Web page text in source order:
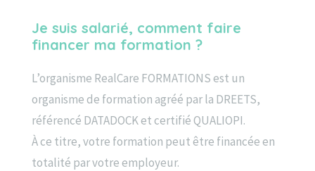
Je suis salarié, comment faire
financer ma formation ?
L’organisme RealCare FORMATIONS est un
organisme de formation agréé par la DREETS,
référencé DATADOCK et certifié QUALIOPI.
À ce titre, votre formation peut être financée en
totalité par votre employeur.